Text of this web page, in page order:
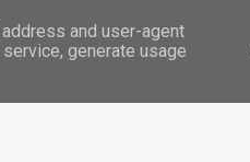
and user-agent
generate usage